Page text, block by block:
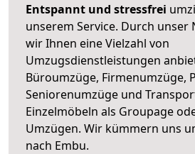
Entspannt und stressfrei
unserem Service. Durch unser
wir Ihnen eine Vielzahl von
Umzugsdienstleistungen
Büroumzüge, Firmenumzüge,
Seniorenumzüge und
Einzelmöbeln als Groupage
Umzügen. Wir kümmern uns
nach Embu.